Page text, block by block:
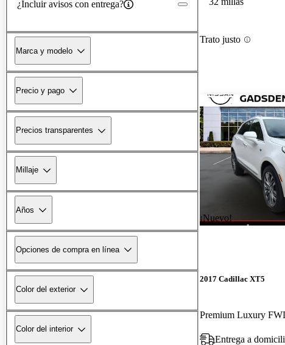
¿Incluir avisos con entrega?
Marca y modelo
Precio y pago
Precios transparentes
Millaje
Años
Opciones de compra en línea
Color del exterior
Color del interior
Trato justo
¡Nuevo!
2017 Cadillac XT5
Premium Luxury
Entrega a